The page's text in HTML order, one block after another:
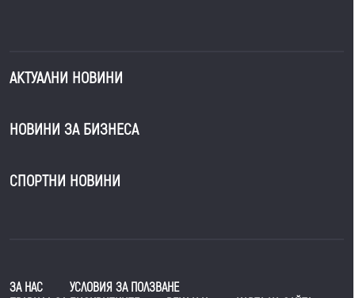
АКТУАЛНИ НОВИНИ
НОВИНИ ЗА БИЗНЕСА
СПОРТНИ НОВИНИ
ЗА НАС
УСЛОВИЯ ЗА ПОЛЗВАНЕ